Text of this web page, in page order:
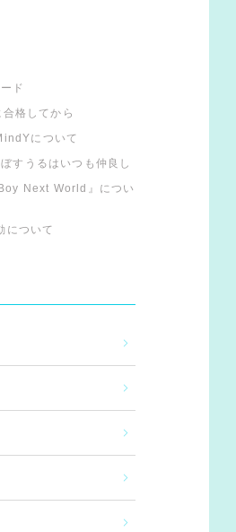
ド
格してから
について
すうるはいつも仲良し
Next World』につい
について